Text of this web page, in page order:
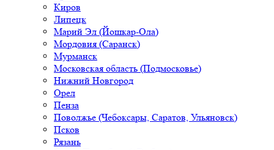
Киров
Липецк
Марий Эл (Йошкар-Ола)
Мордовия (Саранск)
Мурманск
Московская область (Подмосковье)
Нижний Новгород
Орел
Пенза
Поволжье (Чебоксары, Саратов, Ульяновск)
Псков
Рязань